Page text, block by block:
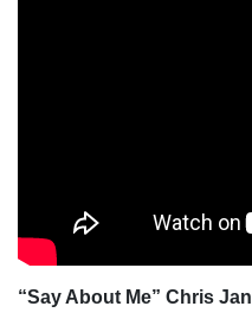
“Say About Me” Chris